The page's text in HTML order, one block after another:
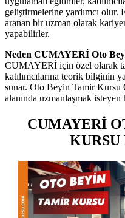
geliştirmelerine yardımcı olur.
aranan bir uzman olarak
yapabilirler.
Neden CUMAYERİ Oto
CUMAYERİ için özel olarak
katılımcılarına teorik bilginin
sunar. Oto Beyin Tamir
alanında uzmanlaşmak
CUMAYERİ